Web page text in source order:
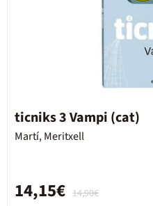
ticniks 3 Vampi (cat)
Martí, Meritxell
14,90€
14,15€